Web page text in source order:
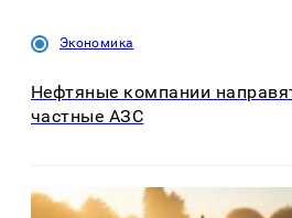
Экономика
Нефтяные компании
частные АЗС